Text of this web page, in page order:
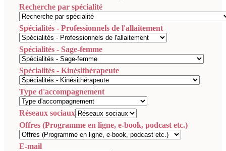
Recherche par spécialité
Spécialités - Professionnels de l'allaitement
Spécialités - Sage-femme
Spécialités - Kinésithérapeute
Type d'accompagnement
Réseaux sociaux
Offres (Programme en ligne, e-book, podcast etc.)
E-mail